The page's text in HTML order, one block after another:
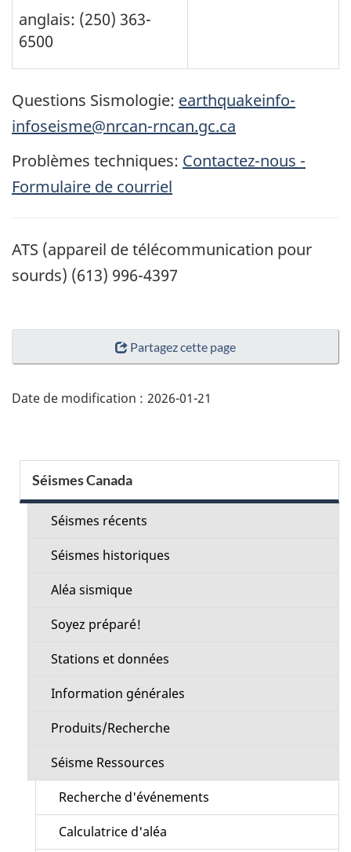
anglais: (250) 363-
6500
Questions Sismologie: earthquakeinfo-
infoseisme@nrcan-rncan.gc.ca
Problèmes techniques: Contactez-nous -
Formulaire de courriel
ATS (appareil de télécommunication pour
sourds) (613) 996-4397
"Détails
page"
Partagez cette page
Date de modification : 2026-01-21
Menu
de
Séismes Canada
Séismes récents
Séismes historiques
Aléa sismique
Soyez préparé!
Stations et données
Information générales
Produits/Recherche
Séisme Ressources
Recherche d'événements
Calculatrice d'aléa